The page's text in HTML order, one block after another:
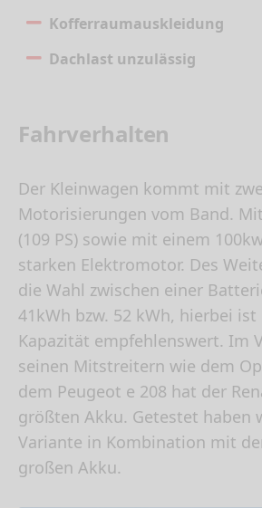
Kofferraumauskleidung
Dachlast unzulässig
Fahrverhalten
Der Kleinwagen kommt mit
Motorisierungen vom Band.
(109 PS) sowie mit einem
starken Elektromotor. Des
die Wahl zwischen einer
41kWh bzw. 52 kWh, hierbei
Kapazität empfehlenswert. Im
seinen Mitstreitern wie dem
dem Peugeot e 208 hat der
größten Akku. Getestet haben
Variante in Kombination mit
großen Akku.